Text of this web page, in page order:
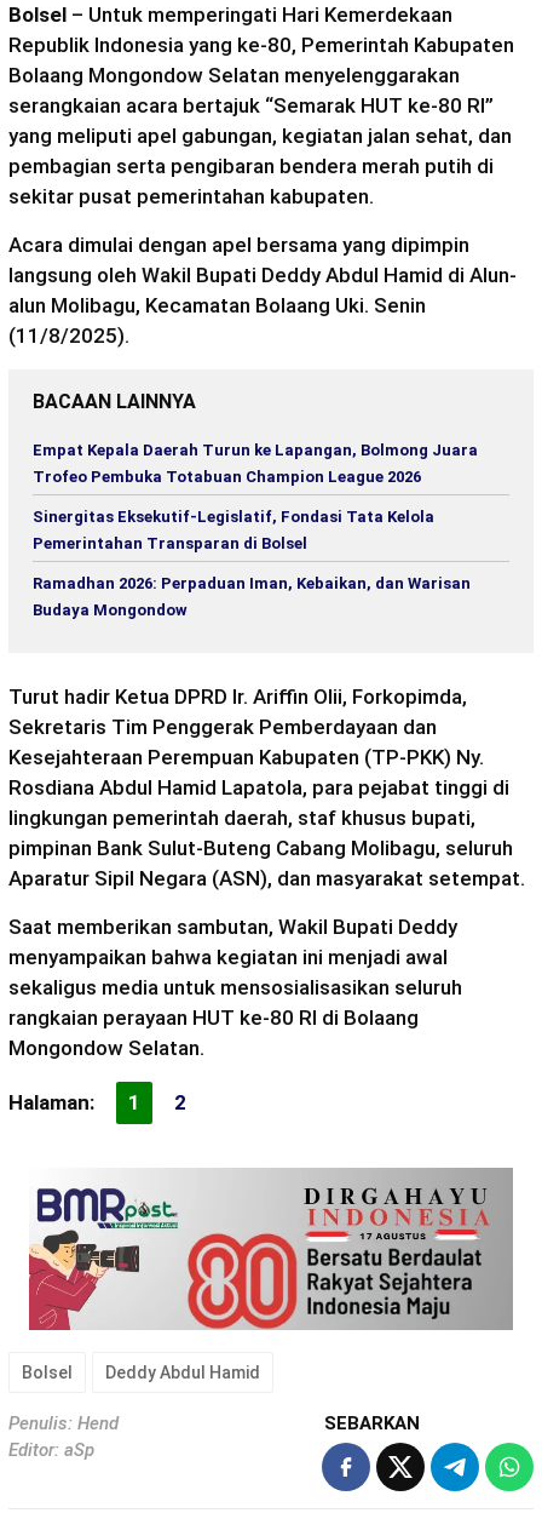
Bolsel – Untuk memperingati Hari Kemerdekaan
Republik Indonesia yang ke-80, Pemerintah Kabupaten
Bolaang Mongondow Selatan menyelenggarakan
serangkaian acara bertajuk “Semarak HUT ke-80 RI”
yang meliputi apel gabungan, kegiatan jalan sehat, dan
pembagian serta pengibaran bendera merah putih di
sekitar pusat pemerintahan kabupaten.
Acara dimulai dengan apel bersama yang dipimpin
langsung oleh Wakil Bupati Deddy Abdul Hamid di Alun-
alun Molibagu, Kecamatan Bolaang Uki. Senin
(11/8/2025).
BACAAN LAINNYA
Empat Kepala Daerah Turun ke Lapangan, Bolmong Juara
Trofeo Pembuka Totabuan Champion League 2026
Sinergitas Eksekutif-Legislatif, Fondasi Tata Kelola
Pemerintahan Transparan di Bolsel
Ramadhan 2026: Perpaduan Iman, Kebaikan, dan Warisan
Budaya Mongondow
Turut hadir Ketua DPRD Ir. Ariffin Olii, Forkopimda,
Sekretaris Tim Penggerak Pemberdayaan dan
Kesejahteraan Perempuan Kabupaten (TP-PKK) Ny.
Rosdiana Abdul Hamid Lapatola, para pejabat tinggi di
lingkungan pemerintah daerah, staf khusus bupati,
pimpinan Bank Sulut-Buteng Cabang Molibagu, seluruh
Aparatur Sipil Negara (ASN), dan masyarakat setempat.
Saat memberikan sambutan, Wakil Bupati Deddy
menyampaikan bahwa kegiatan ini menjadi awal
sekaligus media untuk mensosialisasikan seluruh
rangkaian perayaan HUT ke-80 RI di Bolaang
Mongondow Selatan.
Halaman: 1 2
Bolsel Deddy Abdul Hamid
Penulis: Hend
Editor: aSp
SEBARKAN